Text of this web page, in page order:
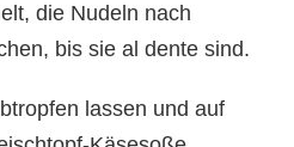
die Nudeln nach
bis sie al dente sind.
lassen und auf